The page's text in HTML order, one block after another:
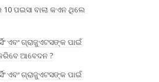
10 ପଇସା ବାଲା କଏନ ଥିଲେ
ଏବଂ ଗ୍ରାଜୁଏଟସଙ୍କ ପାଇଁ
ଆବେଦନ ?
ଏବଂ ଗ୍ରାଜୁଏଟସଙ୍କ ପାଇଁ